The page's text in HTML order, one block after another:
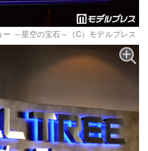
～星空の宝石～（C）モデルプレス